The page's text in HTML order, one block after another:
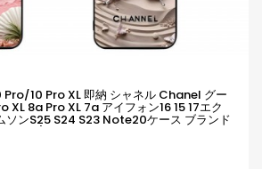
10 Pro XL 即納 シャネル Chanel グー
XL 8a Pro XL 7a アイフォン16 15 17エク
ソンs25 S24 S23 Note20ケース ブランド
S25/S24 Ultraケースシャネル Chanel
7/6a/9a 10ブランドケース Iphone17 16
女兼用